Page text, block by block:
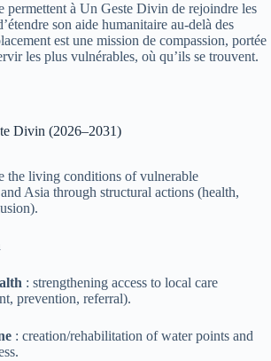
permettent à Un Geste Divin de rejoindre les
son aide humanitaire au-delà des
est une mission de compassion, portée
les plus vulnérables, où qu’ils se trouvent.
Divin (2026–2031)
the living conditions of vulnerable
Asia through structural actions (health,
: strengthening access to local care
prevention, referral).
: creation/rehabilitation of water points and